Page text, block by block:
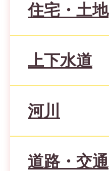
住宅・土地
上下水道
河川
道路・交通